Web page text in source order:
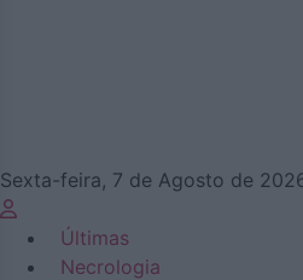
Sexta-feira, 7 de Agosto de
Últimas
Necrologia